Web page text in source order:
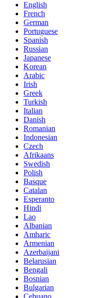
English
French
German
Portuguese
Spanish
Russian
Japanese
Korean
Arabic
Irish
Greek
Turkish
Italian
Danish
Romanian
Indonesian
Czech
Afrikaans
Swedish
Polish
Basque
Catalan
Esperanto
Hindi
Lao
Albanian
Amharic
Armenian
Azerbaijani
Belarusian
Bengali
Bosnian
Bulgarian